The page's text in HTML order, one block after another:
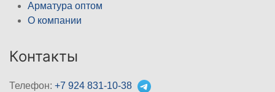
Арматура оптом
О компании
Контакты
Телефон: +7 924 831-10-38